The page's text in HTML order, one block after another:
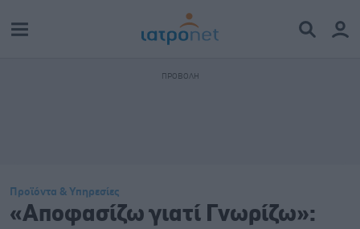
Προϊόντα & Υπηρεσίες
«Αποφασίζω γιατί Γνωρίζω»: